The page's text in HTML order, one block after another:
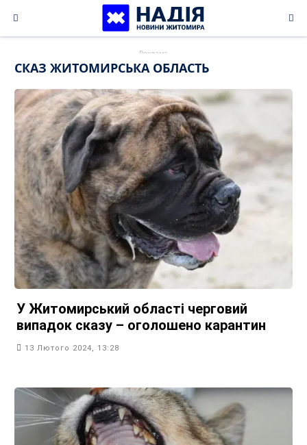
content
СКАЗ ЖИТОМИРСЬКА ОБЛАСТЬ
У Житомирський області черговий
випадок сказу – оголошено карантин
13 Лютого 2024, 13:28